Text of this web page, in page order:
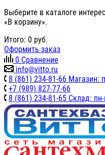
Выберите в каталоге
«В корзину».
Итого: 0 руб.
Оформить заказ
0 Сравнение
info@vitto.ru
8 (861) 234-81-66 Магазин:
+7 (989) 827-77-66
8 (861) 234-81-65 Склад: